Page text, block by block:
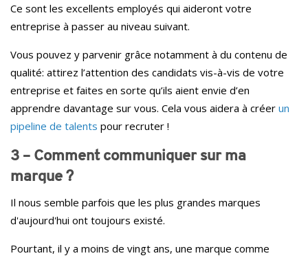
Ce sont les excellents employés qui aideront votre
entreprise à passer au niveau suivant.
Vous pouvez y parvenir grâce notamment à du contenu de
qualité: attirez l’attention des candidats vis-à-vis de votre
entreprise et faites en sorte qu’ils aient envie d’en
apprendre davantage sur vous. Cela vous aidera à créer un
pipeline de talents pour recruter !
3 – Comment communiquer sur ma
marque ?
Il nous semble parfois que les plus grandes marques
d'aujourd'hui ont toujours existé.
Pourtant, il y a moins de vingt ans, une marque comme